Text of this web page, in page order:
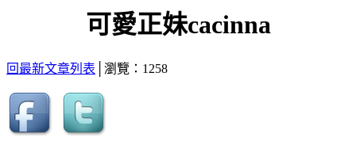
可愛正妹cacinna
回最新文章列表 │瀏覽：1258